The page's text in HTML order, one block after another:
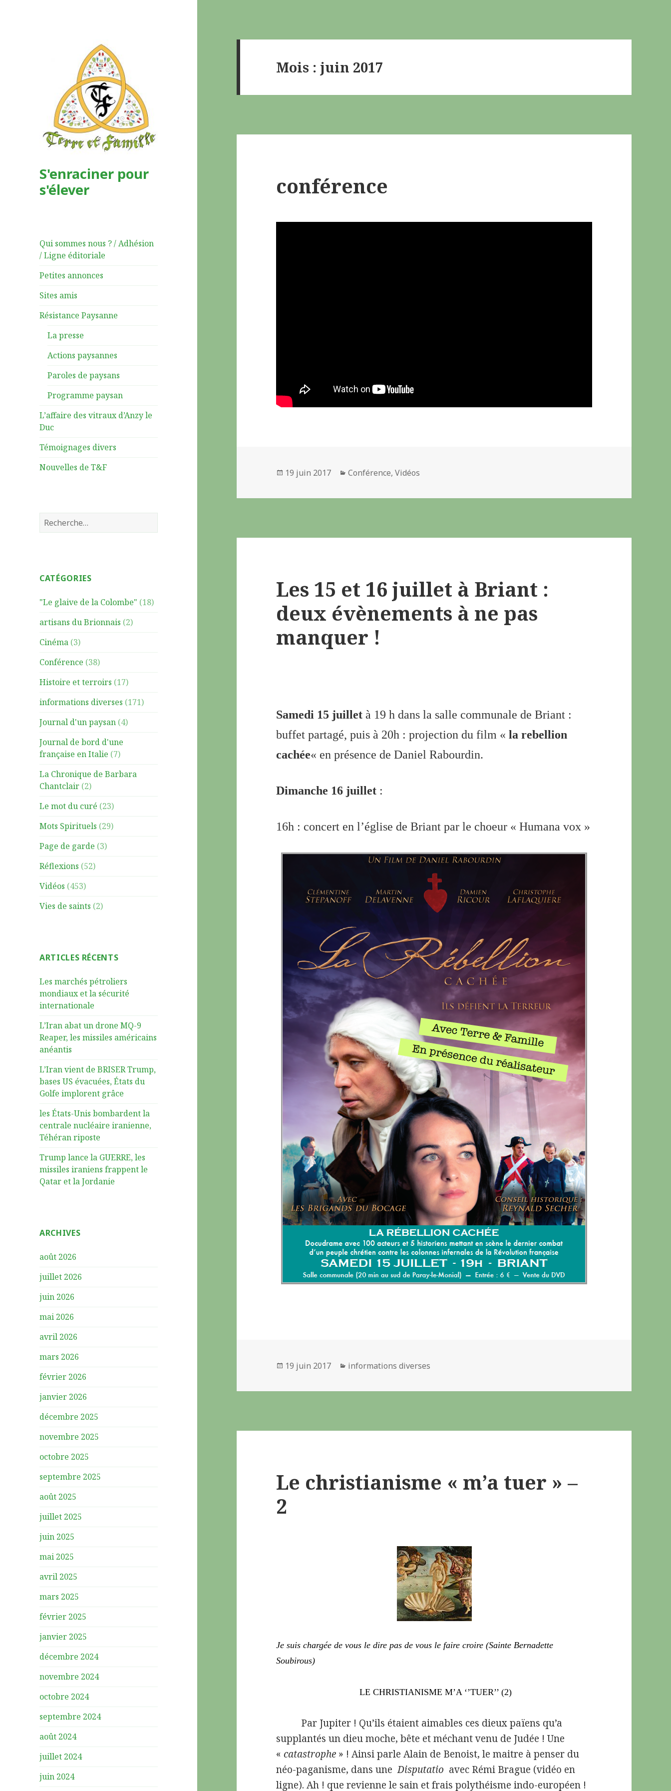
S'enraciner pour
s'élever
Qui sommes nous ? / Adhésion
/ Ligne éditoriale
Petites annonces
Sites amis
Résistance Paysanne
La presse
Actions paysannes
Paroles de paysans
Programme paysan
L’affaire des vitraux d’Anzy le
Duc
Témoignages divers
Nouvelles de T&F
R
e
r
h
r
CATÉGORIES
"Le glaive de la Colombe" (18)
artisans du Brionnais (2)
Cinéma (3)
Conférence (38)
Histoire et terroirs (17)
informations diverses (171)
Journal d'un paysan (4)
Journal de bord d'une
française en Italie (7)
La Chronique de Barbara
Chantclair (2)
Le mot du curé (23)
Mots Spirituels (29)
Page de garde (3)
Réflexions (52)
Vidéos (453)
Vies de saints (2)
ARTICLES RÉCENTS
Les marchés pétroliers
mondiaux et la sécurité
internationale
L’Iran abat un drone MQ-9
Reaper, les missiles américains
anéantis
L’Iran vient de BRISER Trump,
bases US évacuées, États du
Golfe implorent grâce
les États-Unis bombardent la
centrale nucléaire iranienne,
Téhéran riposte
Trump lance la GUERRE, les
missiles iraniens frappent le
Qatar et la Jordanie
ARCHIVES
août 2026
juillet 2026
juin 2026
mai 2026
avril 2026
mars 2026
février 2026
janvier 2026
décembre 2025
novembre 2025
octobre 2025
septembre 2025
août 2025
juillet 2025
juin 2025
mai 2025
avril 2025
mars 2025
février 2025
janvier 2025
décembre 2024
novembre 2024
octobre 2024
septembre 2024
août 2024
juillet 2024
juin 2024
Mois : juin 2017
conférence
Publié
19 juin 2017 Catégories
Conférence,Vidéos
Les 15 et 16 juillet à Briant :
deux évènements à ne pas
manquer !
Samedi 15 juillet à 19 h dans la salle communale de Briant :
buffet partagé, puis à 20h : projection du film «la rebellion
cachée« en présence de Daniel Rabourdin.
Dimanche 16 juillet :
16h : concert en l’église de Briant par le choeur « Humana vox »
Publié
19 juin 2017 Catégories
informations diverses
Le christianisme « m’a tuer » –
2
Je suis chargée de vous le dire pas de vous le faire croire (Sainte Bernadette
Soubirous)
LE CHRISTIANISME M’A ‘’TUER’’ (2)
Par Jupiter ! Qu’ils étaient aimables ces dieux païens qu’a
supplantés un dieu moche, bête et méchant venu de Judée ! Une
«catastrophe » ! Ainsi parle Alain de Benoist, le maitre à penser du
néo-paganisme, dans uneDisputatio avec Rémi Brague (vidéo en
ligne). Ah ! que revienne le sain et frais polythéisme indo-européen !